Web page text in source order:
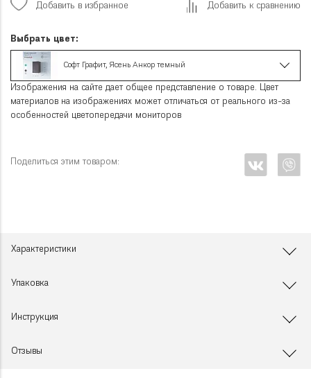
Добавить в избранное Добавить к сравнению
Выбрать цвет:
Софт Графит, Ясень Анкор темный
Изображения на сайте дает общее представление о товаре. Цвет
материалов на изображениях может отличаться от реального из-за
особенностей цветопередачи мониторов
Поделиться этим товаром:
Характеристики
Упаковка
Инструкция
Отзывы